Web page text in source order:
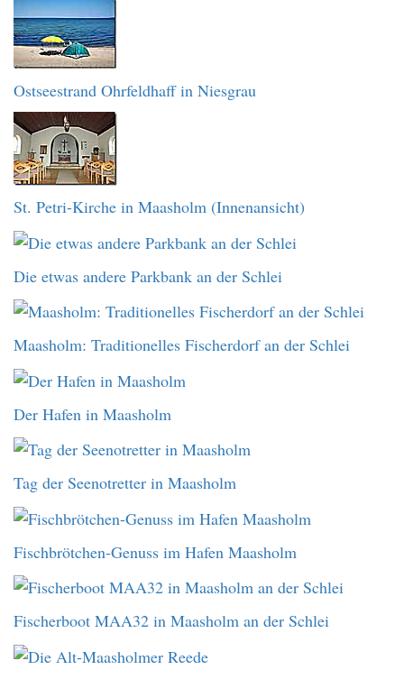
Ostseestrand Ohrfeldhaff in Niesgrau
St. Petri-Kirche in Maasholm (Innenansicht)
Die etwas andere Parkbank an der Schlei
Maasholm: Traditionelles Fischerdorf an der Schlei
Der Hafen in Maasholm
Tag der Seenotretter in Maasholm
Fischbrötchen-Genuss im Hafen Maasholm
Fischerboot MAA32 in Maasholm an der Schlei